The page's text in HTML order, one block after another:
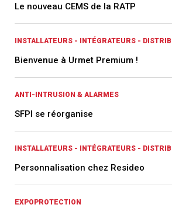
Le nouveau CEMS de la RATP
INSTALLATEURS - INTÉGRATEURS -
Bienvenue à Urmet Premium !
ANTI-INTRUSION & ALARMES
SFPI se réorganise
INSTALLATEURS - INTÉGRATEURS -
Personnalisation chez Resideo
EXPOPROTECTION